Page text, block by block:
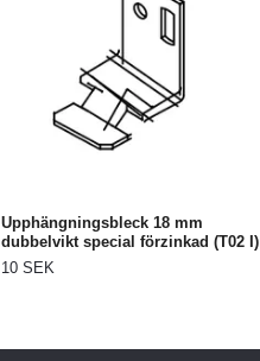
Upphängningsbleck 18 mm
dubbelvikt special förzinkad (T02 I)
10 SEK